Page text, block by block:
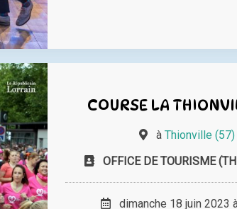
COURSE LA
à Thionville (57)
OFFICE DE TOURISME
dimanche 18 juin 2023